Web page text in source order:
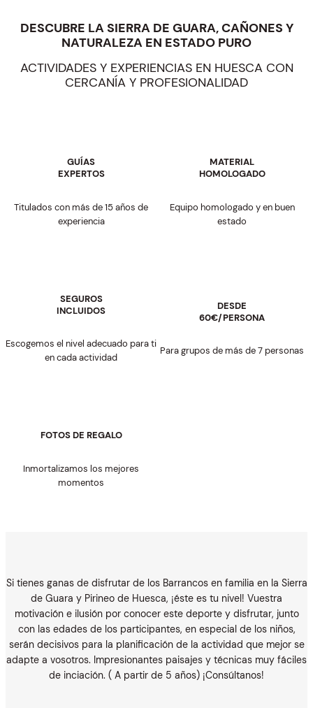
DESCUBRE LA SIERRA DE GUARA, CAÑONES Y
NATURALEZA EN ESTADO PURO
ACTIVIDADES Y EXPERIENCIAS EN HUESCA CON
CERCANÍA Y PROFESIONALIDAD
GUÍAS
EXPERTOS
Titulados con más de 15 años de
experiencia
MATERIAL
HOMOLOGADO
Equipo homologado y en buen
estado
SEGUROS
INCLUIDOS
Escogemos el nivel adecuado para ti
en cada actividad
DESDE
60€/PERSONA
Para grupos de más de 7 personas
FOTOS DE REGALO
Inmortalizamos los mejores
momentos
Si tienes ganas de disfrutar de los Barrancos en familia en la Sierra
de Guara y Pirineo de Huesca, ¡éste es tu nivel! Vuestra
motivación e ilusión por conocer este deporte y disfrutar, junto
con las edades de los participantes, en especial de los niños,
serán decisivos para la planificación de la actividad que mejor se
adapte a vosotros. Impresionantes paisajes y técnicas muy fáciles
de inciación. ( A partir de 5 años) ¡Consúltanos!